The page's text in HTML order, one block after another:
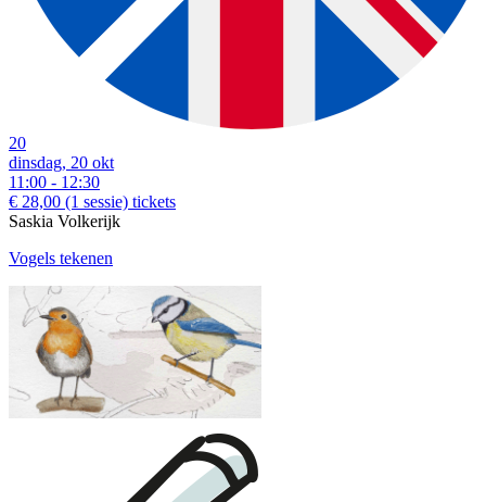
20
dinsdag, 20 okt
11:00 - 12:30
€ 28,00 (1 sessie) tickets
Saskia Volkerijk
Vogels tekenen